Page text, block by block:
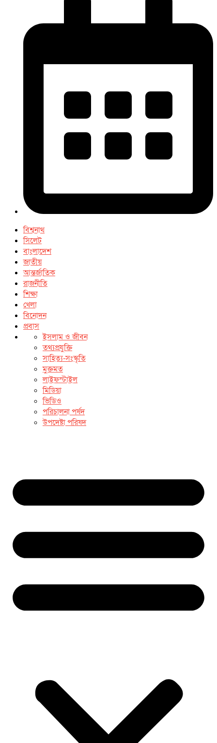
বিশ্বনাথ
সিলেট
বাংলাদেশ
জাতীয়
আন্তর্জাতিক
রাজনীতি
শিক্ষা
খেলা
বিনোদন
প্রবাস
ইসলাম ও জীবন
তথ্যপ্রযুক্তি
সাহিত্য-সংস্কৃতি
মুক্তমত
লাইফস্টাইল
মিডিয়া
ভিডিও
পরিচালনা পর্ষদ
উপদেষ্টা পরিষদ